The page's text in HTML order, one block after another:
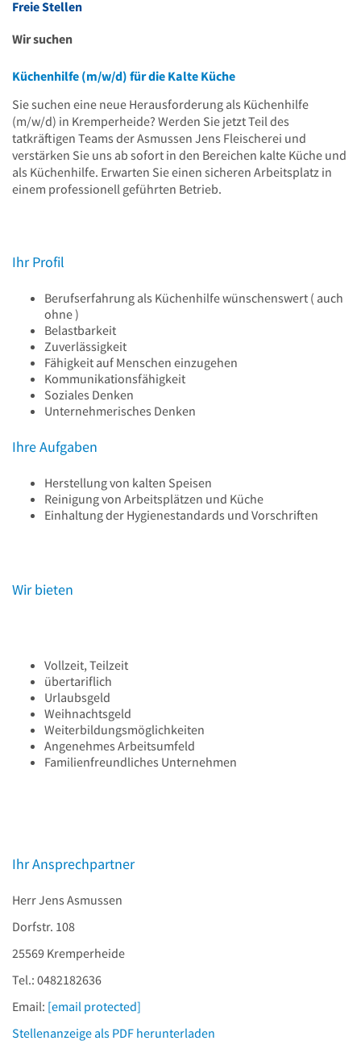
Freie Stellen
Wir suchen
Küchenhilfe (m/w/d) für die Kalte Küche
Sie suchen eine neue Herausforderung als Küchenhilfe
(m/w/d) in Kremperheide? Werden Sie jetzt Teil des
tatkräftigen Teams der Asmussen Jens Fleischerei und
verstärken Sie uns ab sofort in den Bereichen kalte Küche und
als Küchenhilfe. Erwarten Sie einen sicheren Arbeitsplatz in
einem professionell geführten Betrieb.
Ihr Profil
Berufserfahrung als Küchenhilfe wünschenswert ( auch
ohne )
Belastbarkeit
Zuverlässigkeit
Fähigkeit auf Menschen einzugehen
Kommunikationsfähigkeit
Soziales Denken
Unternehmerisches Denken
Ihre Aufgaben
Herstellung von kalten Speisen
Reinigung von Arbeitsplätzen und Küche
Einhaltung der Hygienestandards und Vorschriften
Wir bieten
Vollzeit, Teilzeit
übertariflich
Urlaubsgeld
Weihnachtsgeld
Weiterbildungsmöglichkeiten
Angenehmes Arbeitsumfeld
Familienfreundliches Unternehmen
Ihr Ansprechpartner
Herr Jens Asmussen
Dorfstr. 108
25569 Kremperheide
Tel.: 0482182636
Email: [email protected]
Stellenanzeige als PDF herunterladen